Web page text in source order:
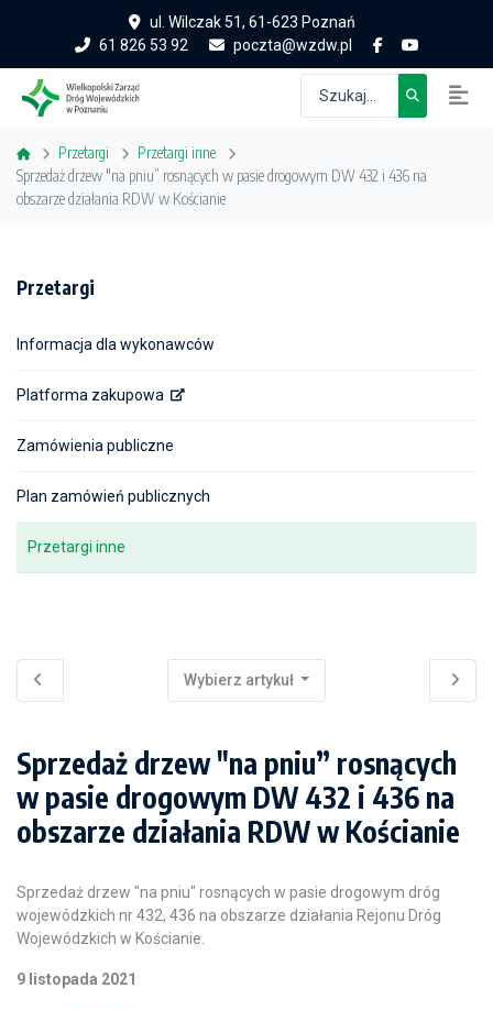
ul. Wilczak 51, 61-623 Poznań
61 826 53 92
poczta@wzdw.pl
Przetargi
Przetargi inne
Sprzedaż drzew "na pniu” rosnących w pasie drogowym DW 432 i 436 na
obszarze działania RDW w Kościanie
Przetargi
Informacja dla wykonawców
Platforma zakupowa
Zamówienia publiczne
Plan zamówień publicznych
Przetargi inne
Wybierz artykuł
Sprzedaż drzew "na pniu” rosnących
w pasie drogowym DW 432 i 436 na
obszarze działania RDW w Kościanie
Sprzedaż drzew "na pniu" rosnących w pasie drogowym dróg
wojewódzkich nr 432, 436 na obszarze działania Rejonu Dróg
Wojewódzkich w Kościanie.
9 listopada 2021